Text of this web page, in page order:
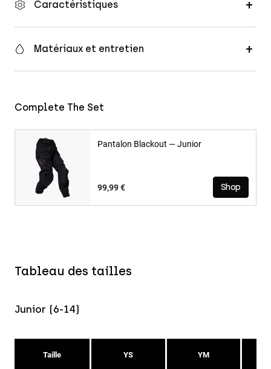
Caractéristiques
Matériaux et entretien
Complete The Set
Pantalon Blackout — Junior
99,99 € Shop
Tableau des tailles
Junior (6-14)
Taille YS YM